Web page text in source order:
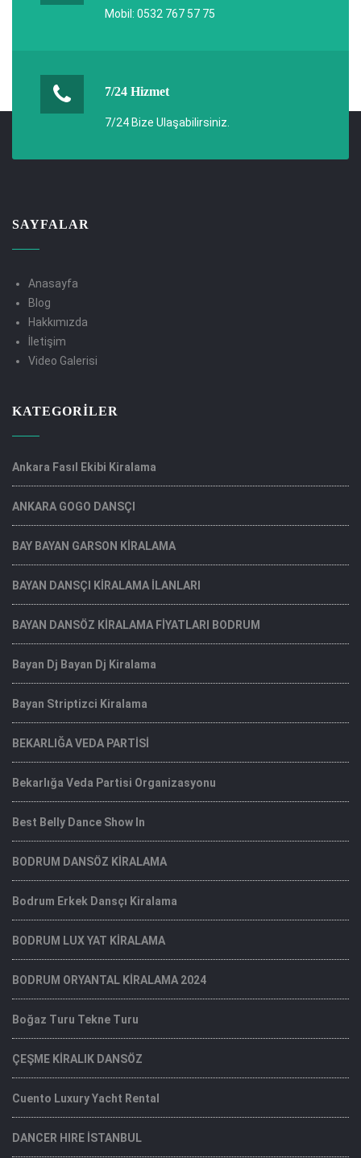
Mobil: 0532 767 57 75
7/24 Hizmet
7/24 Bize Ulaşabilirsiniz.
SAYFALAR
Anasayfa
Blog
Hakkımızda
İletişim
Video Galerisi
KATEGORILER
Ankara Fasıl Ekibi Kiralama
ANKARA GOGO DANSÇI
BAY BAYAN GARSON KİRALAMA
BAYAN DANSÇI KİRALAMA İLANLARI
BAYAN DANSÖZ KİRALAMA FİYATLARI BODRUM
Bayan Dj Bayan Dj Kiralama
Bayan Striptizci Kiralama
BEKARLIĞA VEDA PARTİSİ
Bekarlığa Veda Partisi Organizasyonu
Best Belly Dance Show In
BODRUM DANSÖZ KİRALAMA
Bodrum Erkek Dansçı Kiralama
BODRUM LUX YAT KİRALAMA
BODRUM ORYANTAL KİRALAMA 2024
Boğaz Turu Tekne Turu
ÇEŞME KİRALIK DANSÖZ
Cuento Luxury Yacht Rental
DANCER HIRE İSTANBUL